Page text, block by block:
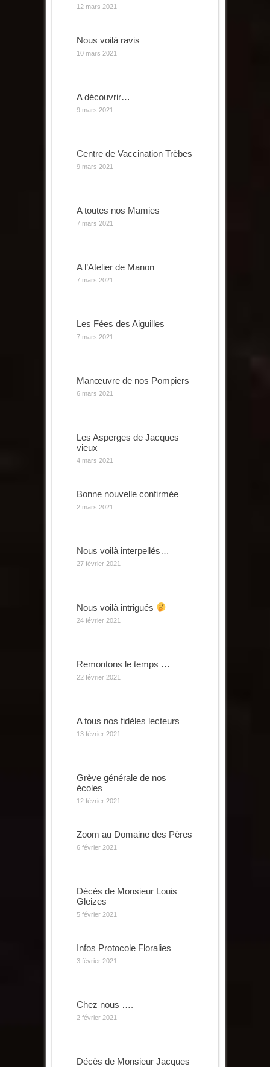
12 mars 2021
Nous voilà ravis
10 mars 2021
A découvrir…
9 mars 2021
Centre de Vaccination Trèbes
9 mars 2021
A toutes nos Mamies
7 mars 2021
A l’Atelier de Manon
7 mars 2021
Les Fées des Aiguilles
7 mars 2021
Manœuvre de nos Pompiers
6 mars 2021
Les Asperges de Jacques
vieux
4 mars 2021
Bonne nouvelle confirmée
2 mars 2021
Nous voilà interpellés…
27 février 2021
Nous voilà intrigués
24 février 2021
Remontons le temps …
22 février 2021
A tous nos fidèles lecteurs
13 février 2021
Grève générale de nos
écoles
12 février 2021
Zoom au Domaine des Pères
6 février 2021
Décès de Monsieur Louis
Gleizes
5 février 2021
Infos Protocole Floralies
3 février 2021
Chez nous ….
2 février 2021
Décès de Monsieur Jacques